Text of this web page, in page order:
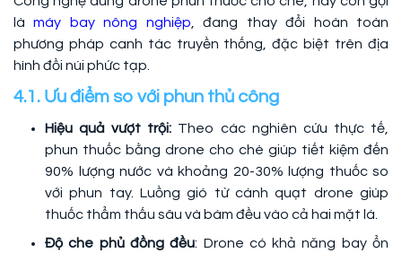
làmáy bay nông nghiệp, đang thay đổi hoàn toàn
phương pháp canh tác truyền thống, đặc biệt trên địa
hình đồi núi phức tạp.
4.1. Ưu điểm so với phun thủ công
Hiệu quả vượt trội: Theo các nghiên cứu thực tế,
phun thuốc bằng drone cho chè giúp tiết kiệm đến
90% lượng nước và khoảng 20-30% lượng thuốc so
với phun tay. Luồng gió từ cánh quạt drone giúp
thuốc thẩm thấu sâu và bám đều vào cả hai mặt lá.
Độ che phủ đồng đều: Drone có khả năng bay ổn